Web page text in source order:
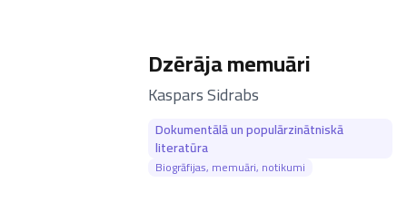
Dzērāja memuāri
–
Kaspars Sidrabs
Dokumentālā un populārzinātniskā
literatūra
Biogrāfijas, memuāri, notikumi